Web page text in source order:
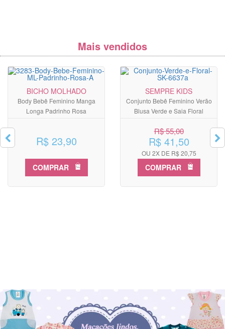
Mais vendidos
BICHO MOLHADO
Body Bebê Feminino Manga
Longa Padrinho Rosa
R$ 23,90
COMPRAR
SEMPRE KIDS
Conjunto Bebê Feminino Verão
Blusa Verde e Saia Floral
R$ 55,00
R$ 41,50
OU 2X DE R$ 20,75
COMPRAR